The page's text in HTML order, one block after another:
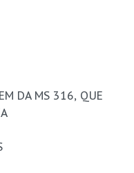
DA MS 316, QUE